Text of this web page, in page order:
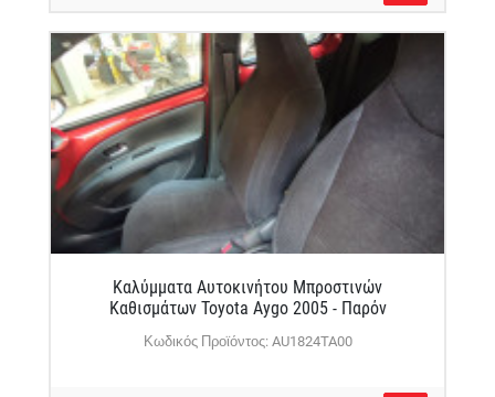
Καλύμματα Αυτοκινήτου Μπροστινών
Καθισμάτων Toyota Aygo 2005 - Παρόν
Κωδικός Προϊόντος: AU1824TA00